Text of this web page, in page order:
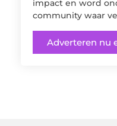
impact en word
community waar
Adverteren nu